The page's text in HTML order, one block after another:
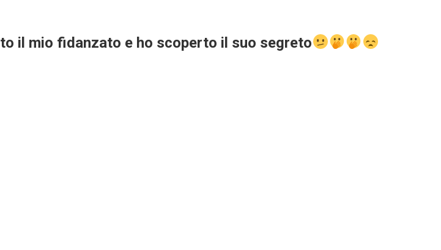
il mio fidanzato e ho scoperto il suo segreto